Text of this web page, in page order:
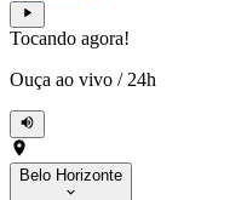
Tocando agora!
Ouça ao vivo / 24h
Belo Horizonte